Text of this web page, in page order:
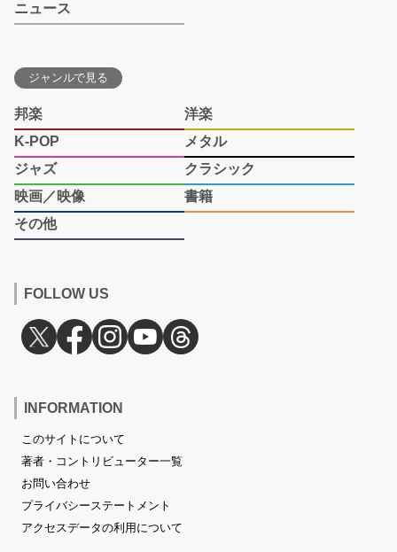
ニュース
ジャンルで見る
邦楽
洋楽
K-POP
メタル
ジャズ
クラシック
映画／映像
書籍
その他
FOLLOW US
INFORMATION
このサイトについて
著者・コントリビューター一覧
お問い合わせ
プライバシーステートメント
アクセスデータの利用について